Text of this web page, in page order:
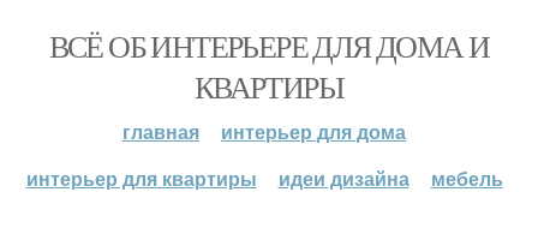
ВСЁ ОБ ИНТЕРЬЕРЕ ДЛЯ ДОМА И
КВАРТИРЫ
главная
интерьер для дома
интерьер для квартиры
идеи дизайна мебель